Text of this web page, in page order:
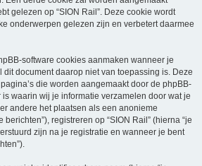
gelezen op “SION Rail”. Deze cookie wordt
onderwerpen gelezen zijn en verbetert daarmee
software cookies aanmaken wanneer je
dit document daarop niet van toepassing is. Deze
die worden aangemaakt door de phpBB-
waarin wij je informatie verzamelen door wat je
andere het plaatsen als een anonieme
registreren op “SION Rail” (hierna “je
zijn na je registratie en wanneer je bent